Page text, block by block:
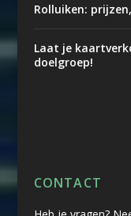
Rolluiken:
Laat je
doelgroep!
CONTACT